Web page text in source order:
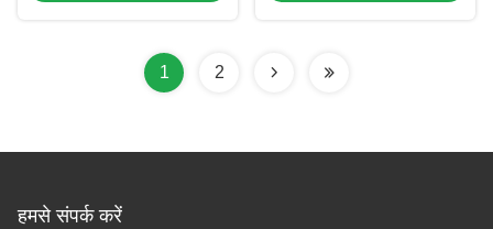
1 2
हमसे संपर्क करें